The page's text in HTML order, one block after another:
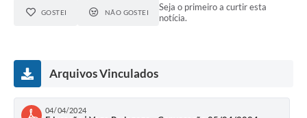
GOSTEI NÃO GOSTEI
Seja o primeiro a curtir esta
notícia.
Arquivos Vinculados
04/04/2024